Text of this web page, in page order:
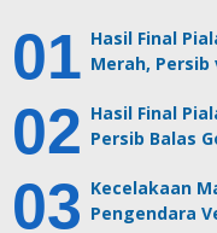
Hasil Final
Merah,
Hasil Final
Persib Balas
Kecelakaan
Pengendara